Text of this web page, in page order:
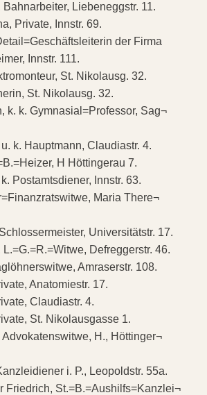
Liebeneggstr. 11.
Private, Innstr. 69.
der Firma
Innstr. 111.
St. Nikolausg. 32.
St. Nikolausg. 32.
k. k. Gymnasial=Professor, Sag¬
k. Hauptmann, Claudiastr. 4.
H Höttingerau 7.
Postamtsdiener, Innstr. 63.
Maria There¬
Universitätstr. 17.
Defreggerstr. 46.
Amraserstr. 108.
Anatomiestr. 17.
Claudiastr. 4.
St. Nikolausgasse 1.
H., Höttinger¬
i. P., Leopoldstr. 55a.
Friedrich, St.=B.=Aushilfs=Kanzlei¬